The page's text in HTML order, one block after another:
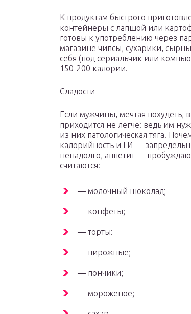
К продуктам быстрого
контейнеры с лапшой или
готовы к употреблению через
магазине чипсы, сухарики,
себя (под сериальчик или
150-200 калории.
Сладости
Если мужчины, мечтая
приходится не легче: ведь им
из них патологическая тяга.
калорийность и ГИ —
ненадолго, аппетит —
считаются:
— молочный шоколад;
— конфеты;
— торты:
— пирожные;
— пончики;
— мороженое;